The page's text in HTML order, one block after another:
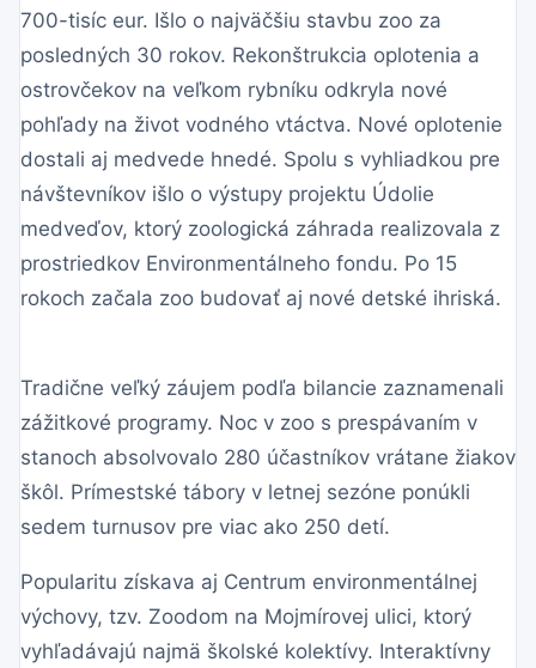
700-tisíc eur. Išlo o najväčšiu stavbu zoo za
posledných 30 rokov. Rekonštrukcia oplotenia a
ostrovčekov na veľkom rybníku odkryla nové
pohľady na život vodného vtáctva. Nové oplotenie
dostali aj medvede hnedé. Spolu s vyhliadkou pre
návštevníkov išlo o výstupy projektu Údolie
medveďov, ktorý zoologická záhrada realizovala z
prostriedkov Environmentálneho fondu. Po 15
rokoch začala zoo budovať aj nové detské ihriská.
Tradične veľký záujem podľa bilancie zaznamenali
zážitkové programy. Noc v zoo s prespávaním v
stanoch absolvovalo 280 účastníkov vrátane žiakov
škôl. Prímestské tábory v letnej sezóne ponúkli
sedem turnusov pre viac ako 250 detí.
Popularitu získava aj Centrum environmentálnej
výchovy, tzv. Zoodom na Mojmírovej ulici, ktorý
vyhľadávajú najmä školské kolektívy. Interaktívny